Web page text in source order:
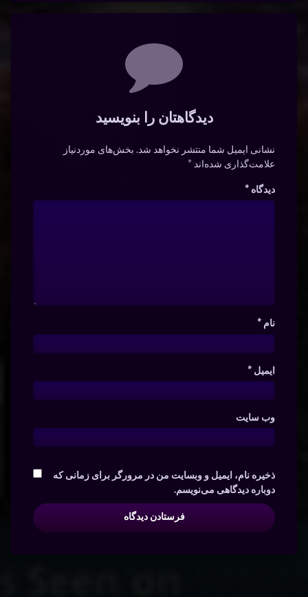
دیدگاهتان را بنویسید
نشانی ایمیل شما منتشر نخواهد شد. بخش‌های موردنیاز
علامت‌گذاری شده‌اند*
دیدگاه *
نام *
ایمیل *
وب‌ سایت
ذخیره نام، ایمیل و وبسایت من در مرورگر برای زمانی که
دوباره دیدگاهی می‌نویسم.